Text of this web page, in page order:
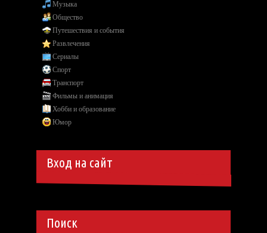
Музыка
Общество
Путешествия и события
Развлечения
Сериалы
Спорт
Транспорт
Фильмы и анимация
Хобби и образование
Юмор
Вход на сайт
Поиск